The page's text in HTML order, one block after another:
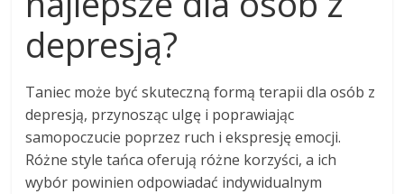
depresją?
Taniec może być skuteczną formą terapii dla osób z
depresją, przynosząc ulgę i poprawiając
samopoczucie poprzez ruch i ekspresję emocji.
Różne style tańca oferują różne korzyści, a ich
wybór powinien odpowiadać indywidualnym